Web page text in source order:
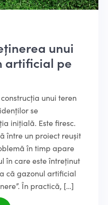
unui
artificial pe
unui teren
se
inițială. Este firesc.
între un proiect reușit
în timp apare
în care este întreținut
că gazonul artificial
În practică, […]